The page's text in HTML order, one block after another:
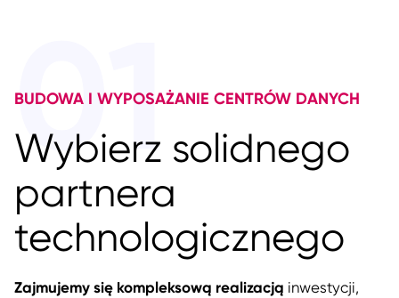
01
BUDOWA I WYPOSAŻANIE CENTRÓW DANYCH
Wybierz solidnego
partnera
technologicznego
Zajmujemy się kompleksową realizacją inwestycji,